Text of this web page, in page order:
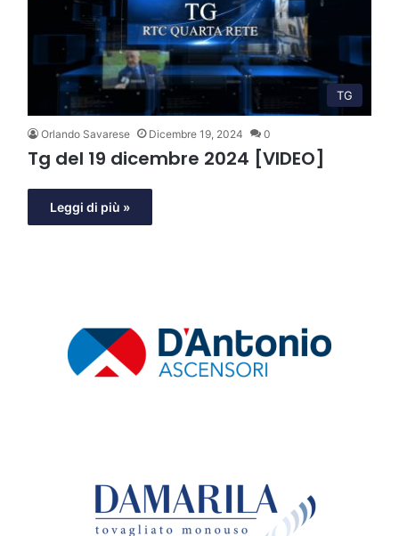
TG
Orlando Savarese Dicembre 19, 2024 0
Tg del 19 dicembre 2024 [VIDEO]
Leggi di più »